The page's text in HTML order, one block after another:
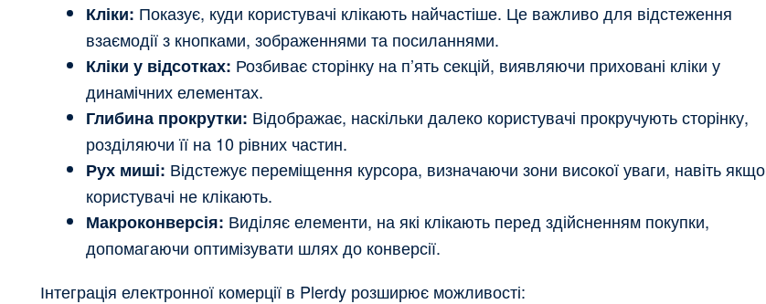
Кліки: Показує, куди користувачі клікають найчастіше. Це важливо для відстеження
взаємодії з кнопками, зображеннями та посиланнями.
Кліки у відсотках: Розбиває сторінку на п’ять секцій, виявляючи приховані кліки у
динамічних елементах.
Глибина прокрутки: Відображає, наскільки далеко користувачі прокручують сторінку,
розділяючи її на 10 рівних частин.
Рух миші: Відстежує переміщення курсора, визначаючи зони високої уваги, навіть якщо
користувачі не клікають.
Макроконверсія: Виділяє елементи, на які клікають перед здійсненням покупки,
допомагаючи оптимізувати шлях до конверсії.
Інтеграція електронної комерції в Plerdy розширює можливості: